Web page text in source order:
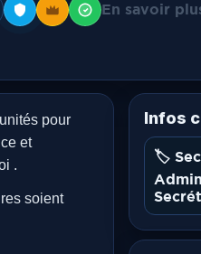
En savoir
pour
et
.
soient
Infos
🏷️